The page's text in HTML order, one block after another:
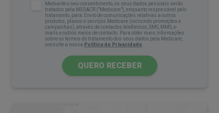
Mediante o seu consentimento, os seus dados pessoais serão
tratados pela MED&CR ("Medicare"), enquanto responsável pelo
tratamento, para: Envio de comunicações relativas a outros
produtos, planos e serviços Medicare (incluindo promoções e
campanhas), através de contactos telefónicos, SMS, MMS, e-
mails e outros meios de contacto. Para obter mais informações
sobre os termos do tratamento dos seus dados pela Medicare,
consulte a nossa Política de Privacidade
QUERO RECEBER